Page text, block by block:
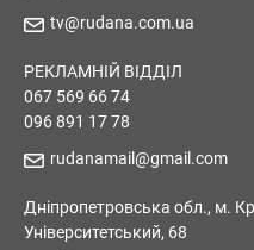
tv@rudana.com.ua
РЕКЛАМНІЙ ВІДДІЛ
067 569 66 74
096 891 17 78
rudanamail@gmail.com
Дніпропетровська обл., м.
Університетський, 68